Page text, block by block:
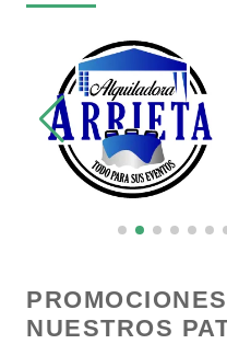
Decoración de
Dentistas
Deportes
Dermatólogos
NUESTROS